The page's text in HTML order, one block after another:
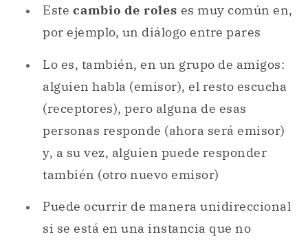
Este cambio de roles es muy común en,
por ejemplo, un diálogo entre pares
Lo es, también, en un grupo de amigos:
alguien habla (emisor), el resto escucha
(receptores), pero alguna de esas
personas responde (ahora será emisor)
y, a su vez, alguien puede responder
también (otro nuevo emisor)
Puede ocurrir de manera unidireccional
si se está en una instancia que no